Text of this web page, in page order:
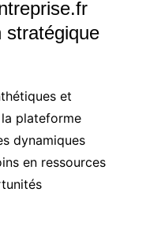
stratégique
et
plateforme
dynamiques
en ressources